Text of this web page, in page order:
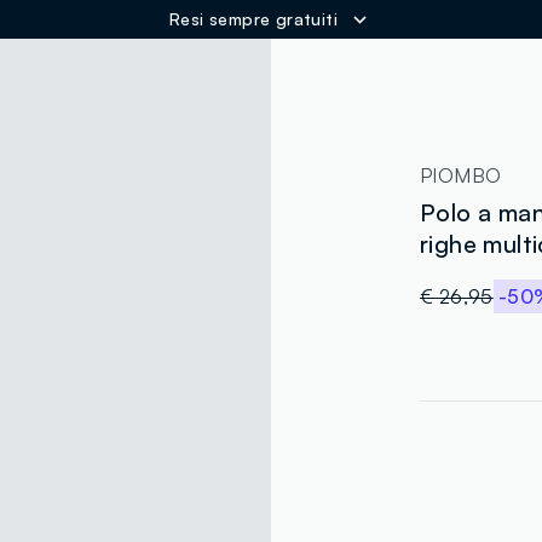
Resi sempre gratuiti
PIOMBO
Polo a
righe
€ 26,95 -